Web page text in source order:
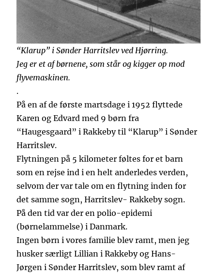
“Klarup” i Sønder Harritslev ved Hjørring.
Jeg er et af børnene, som står og kigger op mod
flyvemaskinen.
.
På en af de første martsdage i 1952 flyttede
Karen og Edvard med 9 børn fra
“Haugesgaard” i Rakkeby til “Klarup” i Sønder
Harritslev.
Flytningen på 5 kilometer føltes for et barn
som en rejse ind i en helt anderledes verden,
selvom der var tale om en flytning inden for
det samme sogn, Harritslev- Rakkeby sogn.
På den tid var der en polio-epidemi
(børnelammelse) i Danmark.
Ingen børn i vores familie blev ramt, men jeg
husker særligt Lillian i Rakkeby og Hans-
Jørgen i Sønder Harritslev, som blev ramt af